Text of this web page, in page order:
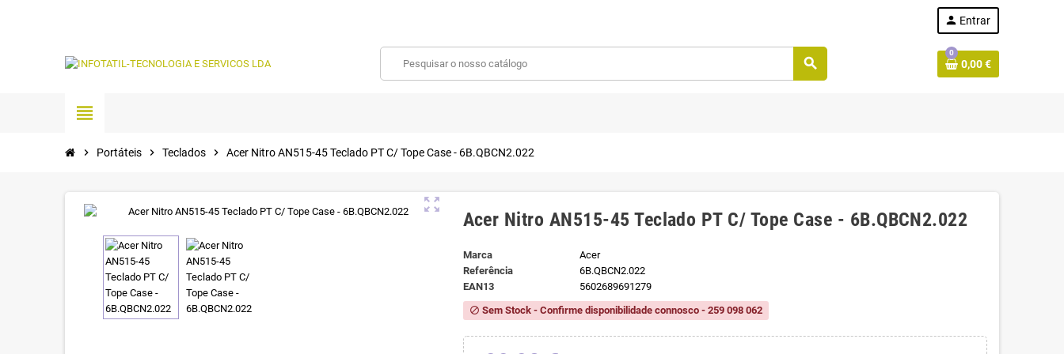
person Entrar
search
0
0,00 €
view_headline
chevron_right Portáteis chevron_right Teclados chevron_right Acer Nitro AN515-45 Teclado PT C/ Tope Case - 6B.QBCN2.022
zoom_out_map
Acer Nitro AN515-45 Teclado PT C/ Tope Case - 6B.QBCN2.022
Marca
Acer
Referência
6B.QBCN2.022
EAN13
5602689691279
block Sem Stock - Confirme disponibilidade connosco - 259 098 062